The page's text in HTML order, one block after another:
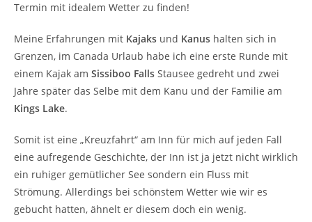
Termin mit idealem Wetter zu finden!
Meine Erfahrungen mit Kajaks und Kanus halten sich in
Grenzen, im Canada Urlaub habe ich eine erste Runde mit
einem Kajak am Sissiboo Falls Stausee gedreht und zwei
Jahre später das Selbe mit dem Kanu und der Familie am
Kings Lake.
Somit ist eine „Kreuzfahrt“ am Inn für mich auf jeden Fall
eine aufregende Geschichte, der Inn ist ja jetzt nicht wirklich
ein ruhiger gemütlicher See sondern ein Fluss mit
Strömung. Allerdings bei schönstem Wetter wie wir es
gebucht hatten, ähnelt er diesem doch ein wenig.